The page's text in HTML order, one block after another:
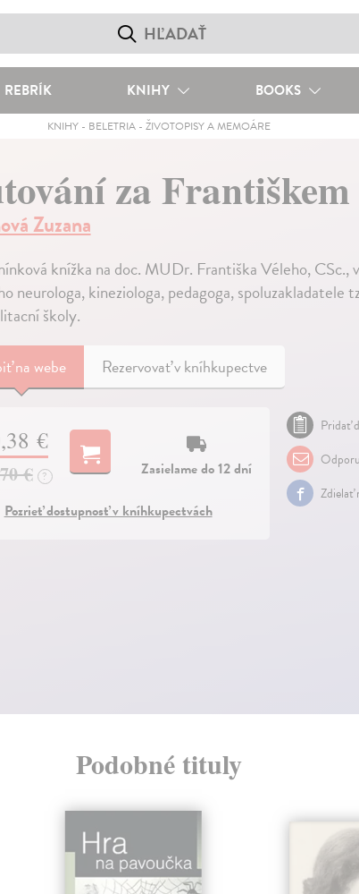
REBRÍK KNIHY BOOKS
KNIHY- BELETRIA- ŽIVOTOPISY A MEMOÁRE
za
Zuzana
knížka na doc. MUDr. Františka Véleho, CSc.,
neurologa, kineziologa, pedagoga, spoluzakladatele
školy.
na webe Rezervovať v kníhkupectve
€
€ ?
Zasielame do 12 dní
Pozrieť dostupnosť v kníhkupectvách
Pridať
Zdielať
Podobné tituly